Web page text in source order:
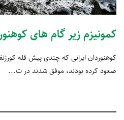
کمونیزم زیر گام های
کوهنوردان ایرانی که چندی پیش قله
صعود کرده بودند، موفق شدند در ت...